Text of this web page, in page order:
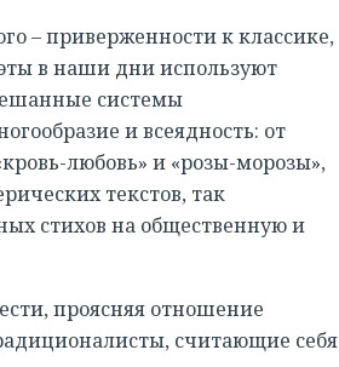
– приверженности к классике,
в наши дни используют
системы
и всеядность: от
любовь» и «розы-морозы»,
текстов, так
стихов на общественную и
проясняя отношение
считающие себя